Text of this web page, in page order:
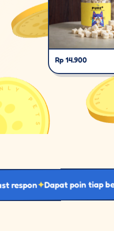
Rp 14.900
Dapat poin tiap belanja